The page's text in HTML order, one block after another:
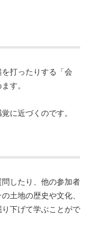
打ったりする「会
す。
に近づくのです。
したり、他の参加者
土地の歴史や文化、
下げて学ぶことがで